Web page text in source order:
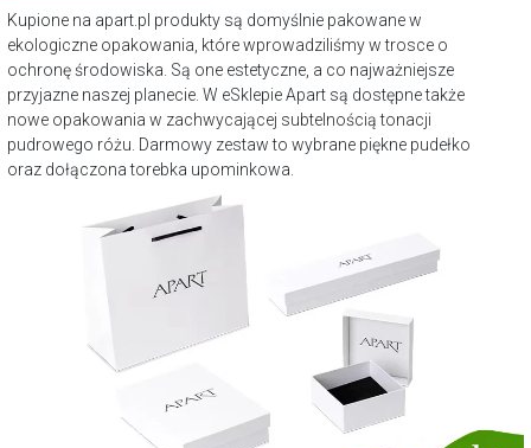
Kupione na apart.pl produkty są domyślnie pakowane w
ekologiczne opakowania, które wprowadziliśmy w trosce o
ochronę środowiska. Są one estetyczne, a co najważniejsze
przyjazne naszej planecie. W eSklepie Apart są dostępne także
nowe opakowania w zachwycającej subtelnością tonacji
pudrowego różu. Darmowy zestaw to wybrane piękne pudełko
oraz dołączona torebka upominkowa.